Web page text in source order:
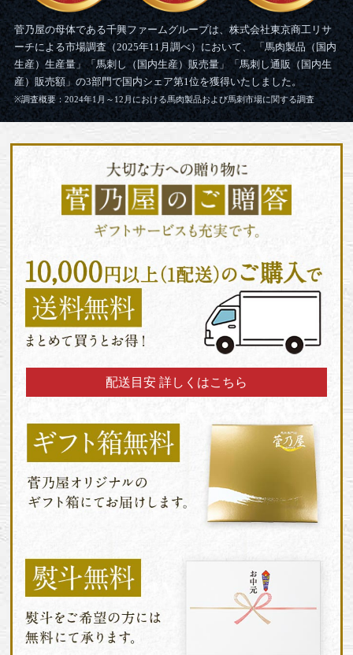
菅乃屋の母体である千興ファームグループは、 株式会社東京商工リサ
ーチによる市場調査（2025年11月調べ）において、
「馬肉製品（国内
生産）生産量」「馬刺し（国内生産）販売量」「馬刺し通販（国内生
産）販売額」の3部門で国内シェア第1位を獲得いたしました。
※調査概要：2024年1月～12月における馬肉製品および馬刺市場に関する調査
配送目安 詳しくはこちら